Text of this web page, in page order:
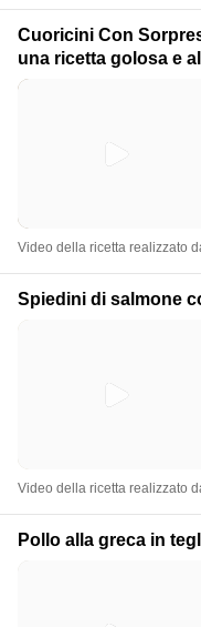
Cuoricini Con
una ricetta golosa e
Video della ricetta realizzato
Spiedini di salmone
Video della ricetta realizzato
Pollo alla greca in